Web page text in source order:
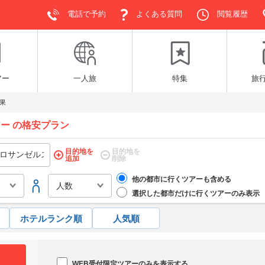
電話で予約 よくある質問 閲覧履歴
一人旅 特集 旅
の格安プラン
目的地を
追加
目的地を
削除
他の都市に行くツアーも含める
選択した都市だけに行くツアーのみ表示
ホテルランク順 人気順